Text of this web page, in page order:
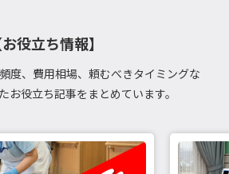
役立ち情報】
度、費用相場、頼むべきタイミングな
お役立ち記事をまとめています。